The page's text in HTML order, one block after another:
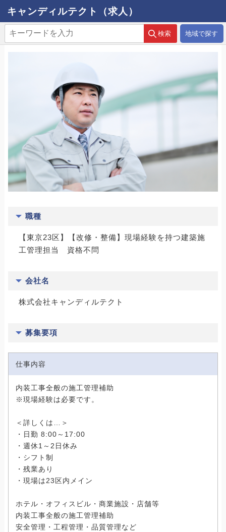
キャンディルテクト（求人）
地域で探す
職種
【東京23区】【改修・整備】現場経験を持つ建築施
工管理担当 資格不問
会社名
株式会社キャンディルテクト
募集要項
仕事内容
内装工事全般の施工管理補助
※現場経験は必要です。
＜詳しくは…＞
・日勤 8:00～17:00
・週休1～2日休み
・シフト制
・残業あり
・現場は23区内メイン
ホテル・オフィスビル・商業施設・店舗等
内装工事全般の施工管理補助
安全管理・工程管理・品質管理など